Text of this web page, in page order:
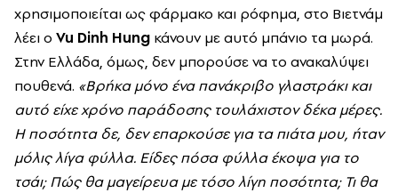
χρησιμοποιείται ως φάρμακο και ρόφημα, στο Βιετνάμ
λέει ο Vu Dinh Hung κάνουν με αυτό μπάνιο τα μωρά.
Στην Ελλάδα, όμως, δεν μπορούσε να το ανακαλύψει
πουθενά. «Βρήκα μόνο ένα πανάκριβο γλαστράκι και
αυτό είχε χρόνο παράδοσης τουλάχιστον δέκα μέρες.
Η ποσότητα δε, δεν επαρκούσε για τα πιάτα μου, ήταν
μόλις λίγα φύλλα. Είδες πόσα φύλλα έκοψα για το
τσάι; Πώς θα μαγείρευα με τόσο λίγη ποσότητα; Τι θα